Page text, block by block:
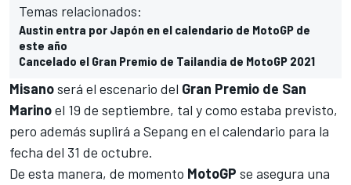
Temas relacionados:
Austin entra por Japón en el calendario de MotoGP de
este año
Cancelado el Gran Premio de Tailandia de MotoGP 2021
Misanoserá el escenario del Gran Premio de San
Marinoel 19 de septiembre, tal y como estaba previsto,
pero además suplirá a Sepang en el calendario para la
fecha del 31 de octubre.
De esta manera, de momento MotoGP se asegura una